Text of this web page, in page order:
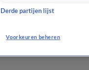
Derde partijen lijst
Voorkeuren beheren